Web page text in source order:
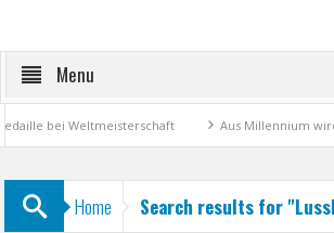
Menu
bei Weltmeisterschaft Aus Millennium wird
Home Search results for